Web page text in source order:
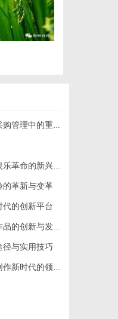
重要作用与应用
命的新兴力量
的革新与变革
代的创新平台
创新与发展之路
径与实用技巧
时代的领航者